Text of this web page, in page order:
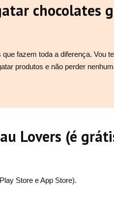
chocolates
fazem toda a diferença. Vou
produtos e não perder
Lovers (é
Store e App Store).